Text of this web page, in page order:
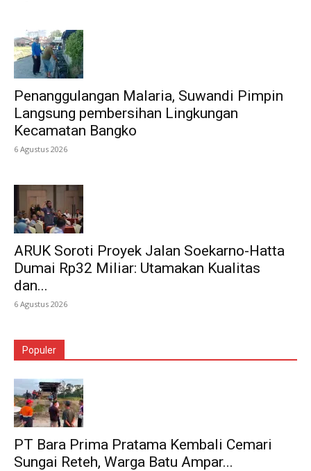
Penanggulangan Malaria, Suwandi Pimpin
Langsung pembersihan Lingkungan
Kecamatan Bangko
6 Agustus 2026
ARUK Soroti Proyek Jalan Soekarno-Hatta
Dumai Rp32 Miliar: Utamakan Kualitas
dan...
6 Agustus 2026
Populer
PT Bara Prima Pratama Kembali Cemari
Sungai Reteh, Warga Batu Ampar...